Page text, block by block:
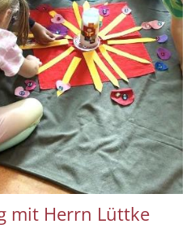
mit Herrn Lüttke